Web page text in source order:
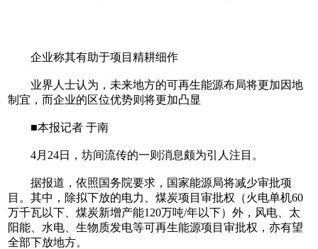
企业称其有助于项目精耕细作
业界人士认为，未来地方的可再生能源布局将更加因地
制宜，而企业的区位优势则将更加凸显
■本报记者 于南
4月24日，坊间流传的一则消息颇为引人注目。
据报道，依照国务院要求，国家能源局将减少审批项
目。其中，除拟下放的电力、煤炭项目审批权（火电单机60
万千瓦以下、煤炭新增产能120万吨/年以下）外，风电、太
阳能、水电、生物质发电等可再生能源项目审批权，亦有望
全部下放地方。